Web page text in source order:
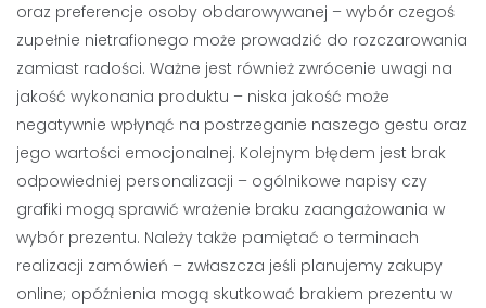
oraz preferencje osoby obdarowywanej – wybór czegoś
zupełnie nietrafionego może prowadzić do rozczarowania
zamiast radości. Ważne jest również zwrócenie uwagi na
jakość wykonania produktu – niska jakość może
negatywnie wpłynąć na postrzeganie naszego gestu oraz
jego wartości emocjonalnej. Kolejnym błędem jest brak
odpowiedniej personalizacji – ogólnikowe napisy czy
grafiki mogą sprawić wrażenie braku zaangażowania w
wybór prezentu. Należy także pamiętać o terminach
realizacji zamówień – zwłaszcza jeśli planujemy zakupy
online; opóźnienia mogą skutkować brakiem prezentu w